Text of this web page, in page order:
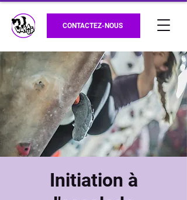
CONTACTEZ-NOUS
Initiation à